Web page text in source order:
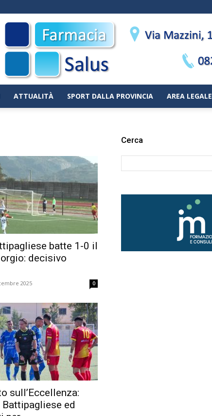
ATTUALITÀ SPORT DALLA PROVINCIA AREA LEGALE
batte 1-0 il
decisivo
2025 0
sull’Eccellenza:
ed
Cerca